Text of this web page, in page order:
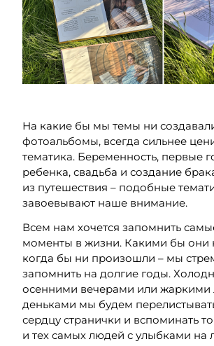
На какие бы мы темы ни
фотоальбомы, всегда сильнее
тематика. Беременность, первые
ребенка, свадьба и создание
из путешествия – подобные
завоевывают наше внимание.
Всем нам хочется запомнить
моменты в жизни. Какими бы они
когда бы ни произошли – мы
запомнить на долгие годы.
осенними вечерами или жаркими
деньками мы будем
сердцу странички и вспоминать
и тех самых людей с улыбками на